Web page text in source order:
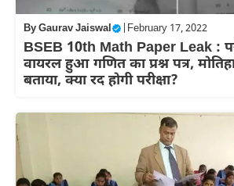
ByGaurav Jaiswal February 17, 2022
BSEB 10th Math Paper Leak :
वायरल हुआ गणित का प्रश्न पत्र,
बताया, क्या रद होगी परीक्षा?